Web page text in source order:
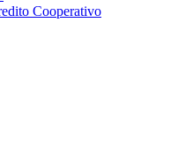
Cooperativo